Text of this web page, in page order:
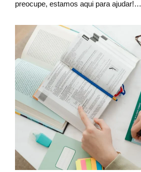
preocupe, estamos aqui para ajudar!…